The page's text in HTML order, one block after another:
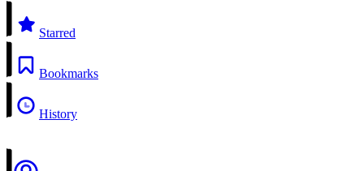
Starred
Bookmarks
History